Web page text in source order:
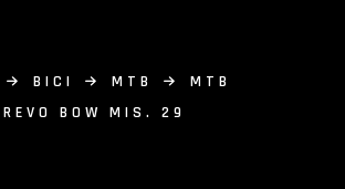
BICI MTB
MTB
BOW MIS. 29